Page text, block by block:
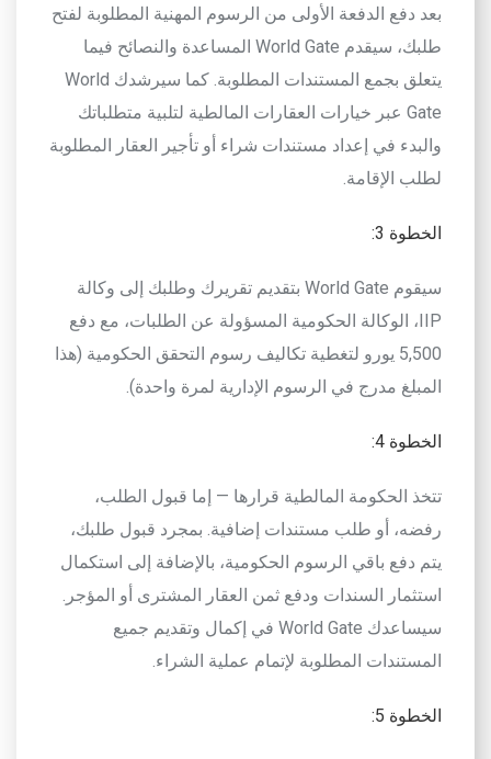
بعد دفع الدفعة الأولى من الرسوم المهنية المطلوبة لفتح
طلبك، سيقدم
المساعدة والنصائح فيما
يتعلق بجمع المستندات المطلوبة. كما سيرشدك World
Gate عبر خيارات العقارات المالطية لتلبية متطلباتك
والبدء في إعداد مستندات شراء أو تأجير العقار المطلوبة
لطلب الإقامة.
الخطوة 3 :
سيقوم
بتقديم تقريرك وطلبك إلى وكالة
IIP، الوكالة الحكومية المسؤولة عن الطلبات، مع دفع
5,500 يورو لتغطية تكاليف رسوم التحقق الحكومية (هذا
المبلغ مدرج في الرسوم الإدارية لمرة واحدة).
الخطوة 4 :
تتخذ الحكومة المالطية قرارها — إما قبول الطلب،
رفضه، أو طلب مستندات إضافية. بمجرد قبول طلبك،
يتم دفع باقي الرسوم الحكومية، بالإضافة إلى استكمال
استثمار السندات ودفع ثمن العقار المشترى أو المؤجر.
سيساعدك
في إكمال وتقديم جميع
المستندات المطلوبة لإتمام عملية الشراء.
الخطوة 5 :